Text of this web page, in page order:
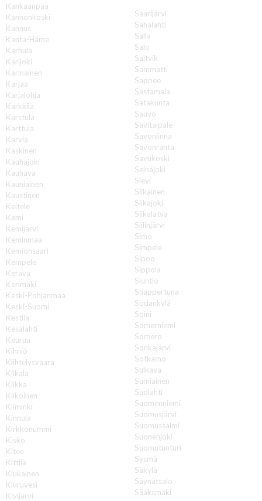
Kankaanpää
Kannonkoski
Kannus
Kanta-Häme
Karhula
Karijoki
Karinainen
Karjaa
Karjalohja
Karkkila
Karstula
Karttula
Karvia
Kaskinen
Kauhajoki
Kauhava
Kauniainen
Kaustinen
Keitele
Kemi
Kemijärvi
Keminmaa
Kemiönsaari
Kempele
Kerava
Kerimäki
Keski-Pohjanmaa
Keski-Suomi
Kestilä
Kesälahti
Keuruu
Kihniö
Kiihtelysvaara
Kiikala
Kiikka
Kiikoinen
Kiiminki
Kinnula
Kirkkonummi
Kisko
Kitee
Kittilä
Kiukainen
Kiuruvesi
Kivijärvi
Saarijärvi
Sahalahti
Salla
Salo
Saltvik
Sammatti
Sappee
Sastamala
Satakunta
Sauvo
Savitaipale
Savonlinna
Savonranta
Savukoski
Seinäjoki
Sievi
Siikainen
Siikajoki
Siikalatva
Siilinjärvi
Simo
Simpele
Sipoo
Sippola
Siuntio
Snappertuna
Sodankylä
Soini
Somerniemi
Somero
Sonkajärvi
Sotkamo
Sulkava
Sumiainen
Suolahti
Suomenniemi
Suomusjärvi
Suomussalmi
Suonenjoki
Suomutunturi
Sysmä
Säkylä
Säynätsalo
Sääksmäki